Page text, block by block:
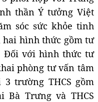
thần Ý tưởng Việt
sóc sức khỏe tinh
hai hình thức gồm tư
Đối với hình thức tư
phòng tư vấn tâm
trường THCS gồm
Bà Trưng và THCS